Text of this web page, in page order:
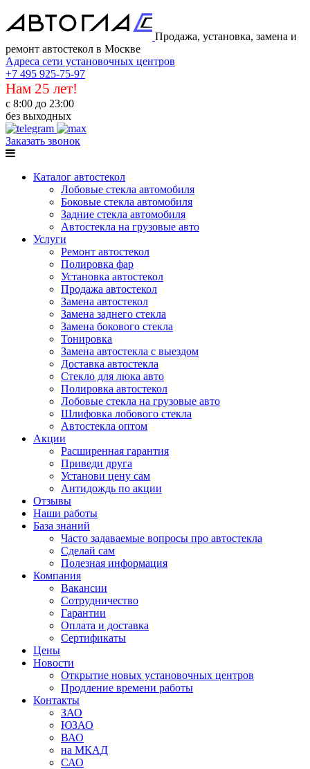
Продажа, установка, замена и
ремонт автостекол в Москве
Адреса сети установочных центров
+7 495 925-75-97
Нам 25 лет!
с 8:00 до 23:00
без выходных
Заказать звонок
Каталог автостекол
Лобовые стекла автомобиля
Боковые стекла автомобиля
Задние стекла автомобиля
Автостекла на грузовые авто
Услуги
Ремонт автостекол
Полировка фар
Установка автостекол
Продажа автостекол
Замена автостекол
Замена заднего стекла
Замена бокового стекла
Тонировка
Замена автостекла с выездом
Доставка автостекла
Стекло для люка авто
Полировка автостекол
Лобовые стекла на грузовые авто
Шлифовка лобового стекла
Автостекла оптом
Акции
Расширенная гарантия
Приведи друга
Установи цену сам
Антидождь по акции
Отзывы
Наши работы
База знаний
Часто задаваемые вопросы про автостекла
Сделай сам
Полезная информация
Компания
Вакансии
Сотрудничество
Гарантии
Оплата и доставка
Сертификаты
Цены
Новости
Открытие новых установочных центров
Продление времени работы
Контакты
ЗАО
ЮЗАО
ВАО
на МКАД
САО